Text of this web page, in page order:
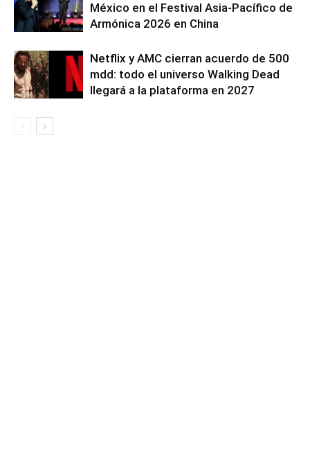
México en el Festival Asia-Pacífico de
Armónica 2026 en China
Netflix y AMC cierran acuerdo de 500
mdd: todo el universo Walking Dead
llegará a la plataforma en 2027